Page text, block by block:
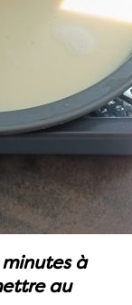
à
au